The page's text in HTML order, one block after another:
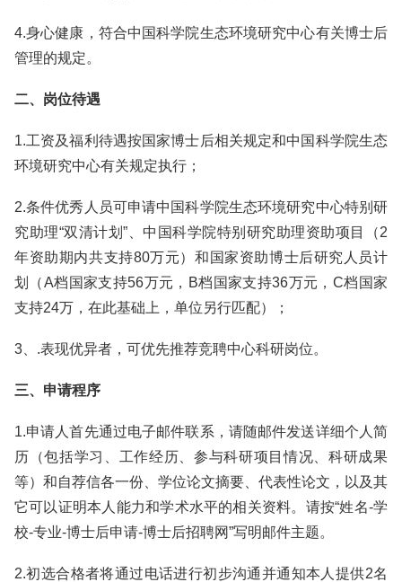
4.身心健康，符合中国科学院生态环境研究中心有关博士后
管理的规定。
二、岗位待遇
1.工资及福利待遇按国家博士后相关规定和中国科学院生态
环境研究中心有关规定执行；
2.条件优秀人员可申请中国科学院生态环境研究中心特别研
究助理“双清计划”、中国科学院特别研究助理资助项目（2
年资助期内共支持80万元）和国家资助博士后研究人员计
划（A档国家支持56万元，B档国家支持36万元，C档国家
支持24万，在此基础上，单位另行匹配）；
3、.表现优异者，可优先推荐竞聘中心科研岗位。
三、申请程序
1.申请人首先通过电子邮件联系，请随邮件发送详细个人简
历（包括学习、工作经历、参与科研项目情况、科研成果
等）和自荐信各一份、学位论文摘要、代表性论文，以及其
它可以证明本人能力和学术水平的相关资料。请按“姓名-学
校-专业-博士后申请-博士后招聘网”写明邮件主题。
2.初选合格者将通过电话进行初步沟通并通知本人提供2名